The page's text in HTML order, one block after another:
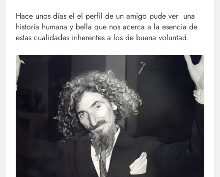
Hace unos días el el perfil de un amigo pude ver una
historia humana y bella que nos acerca a la esencia de
estas cualidades inherentes a los de buena voluntad.